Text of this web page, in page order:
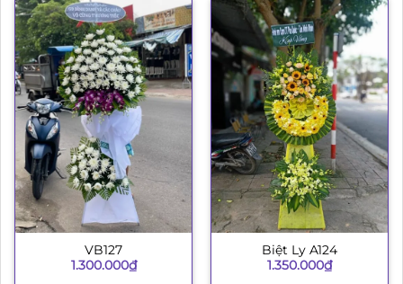
VB127
1.300.000₫
Biệt Ly A124
1.350.000₫